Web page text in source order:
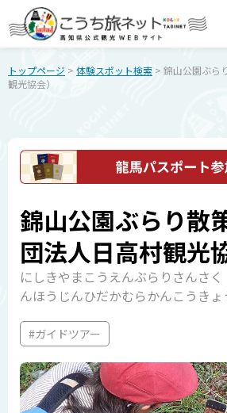
トップページ > 体験スポット検索 > 錦山公園ぶら
観光協会）
錦山公園ぶらり散
団法人日高村観光
にしきやまこうえんぶらりさんさ
んほうじんひだかむらかんこうきょ
#ガイドツアー